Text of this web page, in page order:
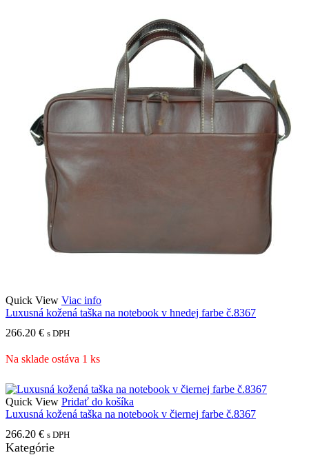
Quick View Viac info
Luxusná kožená taška na notebook v hnedej farbe č.8367
266.20 € s DPH
Na sklade ostáva 1 ks
Quick View Pridať do košíka
Luxusná kožená taška na notebook v čiernej farbe č.8367
266.20 € s DPH
Kategórie